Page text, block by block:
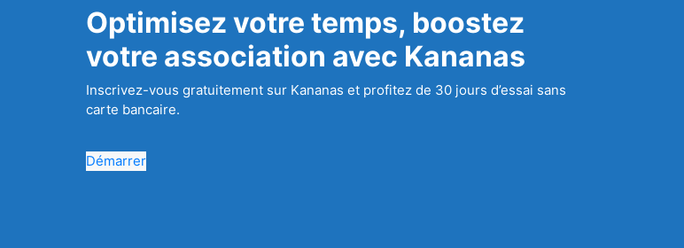
Optimisez votre temps, boostez
votre association avec Kananas
Inscrivez-vous gratuitement sur Kananas et profitez de 30 jours d’essai sans
carte bancaire.
Démarrer